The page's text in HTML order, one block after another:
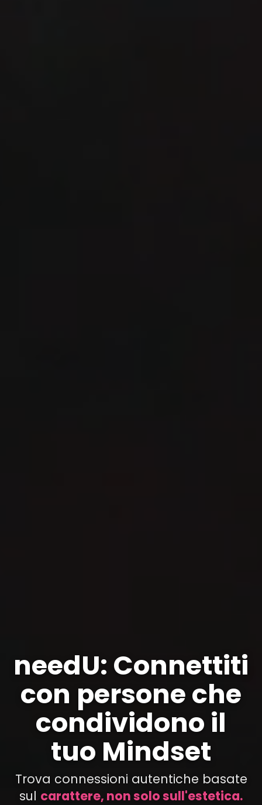
needU: Connettiti
con persone che
condividono il
tuo Mindset
Trova connessioni autentiche basate
sul carattere, non solo sull'estetica.